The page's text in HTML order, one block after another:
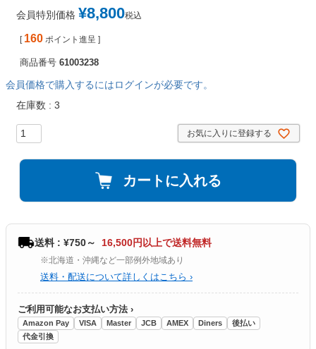
会員特別価格 ¥8,800税込
[ 160 ポイント進呈 ]
商品番号 61003238
会員価格で購入するにはログインが必要です。
在庫数
3
お気に入りに登録する
カートに入れる
送料 : ¥750～ 16,500円以上で送料無料
※北海道・沖縄など一部例外地域あり
送料・配送について詳しくはこちら ›
ご利用可能なお支払い方法 ›
Amazon Pay VISA Master JCB AMEX Diners
後払い
代金引換